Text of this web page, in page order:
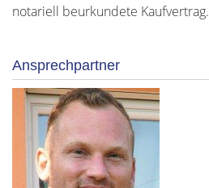
notariell beurkundete Kaufvertrag.
Ansprechpartner